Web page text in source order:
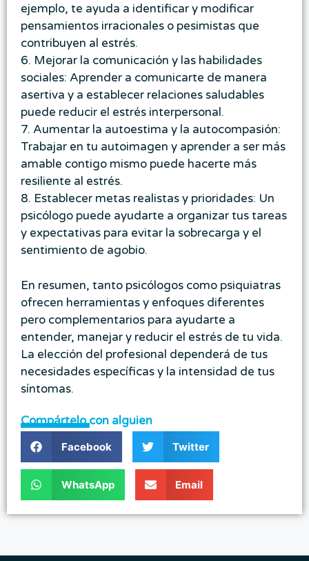
ejemplo, te ayuda a identificar y modificar
pensamientos irracionales o pesimistas que
contribuyen al estrés.
6. Mejorar la comunicación y las habilidades
sociales: Aprender a comunicarte de manera
asertiva y a establecer relaciones saludables
puede reducir el estrés interpersonal.
7. Aumentar la autoestima y la autocompasión:
Trabajar en tu autoimagen y aprender a ser más
amable contigo mismo puede hacerte más
resiliente al estrés.
8. Establecer metas realistas y prioridades: Un
psicólogo puede ayudarte a organizar tus tareas
y expectativas para evitar la sobrecarga y el
sentimiento de agobio.
En resumen, tanto psicólogos como psiquiatras
ofrecen herramientas y enfoques diferentes
pero complementarios para ayudarte a
entender, manejar y reducir el estrés de tu vida.
La elección del profesional dependerá de tus
necesidades específicas y la intensidad de tus
síntomas.
Compártelo con alguien
Facebook Twitter
WhatsApp Email